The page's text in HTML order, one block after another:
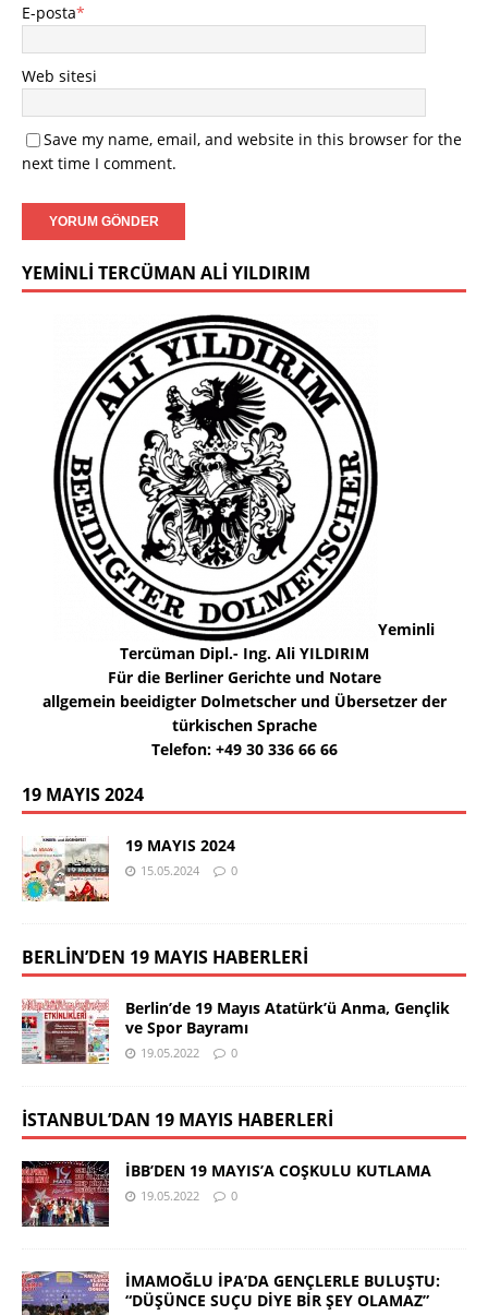
E-posta*
Web sitesi
Save my name, email, and website in this browser for the
next time I comment.
YEMINLI TERCÜMAN ALI YILDIRIM
Yeminli
Tercüman Dipl.- Ing. Ali YILDIRIM
Für die Berliner Gerichte und Notare
allgemein beeidigter Dolmetscher und Übersetzer der
türkischen Sprache
Telefon: +49 30 336 66 66
19 MAYIS 2024
19 MAYIS 2024
15.05.2024 0
BERLİN’DEN 19 MAYIS HABERLERİ
Berlin’de 19 Mayıs Atatürk’ü Anma, Gençlik
ve Spor Bayramı
19.05.2022 0
İSTANBUL’DAN 19 MAYIS HABERLERİ
İBB’DEN 19 MAYIS’A COŞKULU KUTLAMA
19.05.2022 0
İMAMOĞLU İPA’DA GENÇLERLE BULUŞTU:
“DÜŞÜNCE SUÇU DİYE BİR ŞEY OLAMAZ”